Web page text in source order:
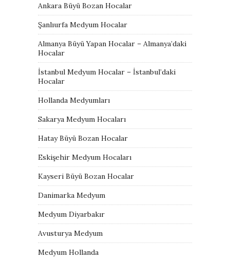
Ankara Büyü Bozan Hocalar
Şanlıurfa Medyum Hocalar
Almanya Büyü Yapan Hocalar – Almanya’daki
Hocalar
İstanbul Medyum Hocalar – İstanbul’daki
Hocalar
Hollanda Medyumları
Sakarya Medyum Hocaları
Hatay Büyü Bozan Hocalar
Eskişehir Medyum Hocaları
Kayseri Büyü Bozan Hocalar
Danimarka Medyum
Medyum Diyarbakır
Avusturya Medyum
Medyum Hollanda